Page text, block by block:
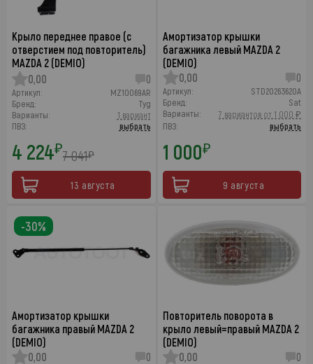
Крыло переднее правое (с
отверстием под повторитель)
MAZDA 2 (DEMIO)
0,00
0
Артикул:
MZ10069AR
Бренд:
Tyg
Варианты:
1 вариант
ПВЗ:
выбрать
4 224₽7 041₽
13 августа
Амортизатор крышки
багажника левый MAZDA 2
(DEMIO)
0,00
0
Артикул:
STD20263620A
Бренд:
Sat
Варианты:
7 вариантов от 1 000 ₽
ПВЗ:
выбрать
1 000₽
9 августа
Амортизатор крышки
багажника правый MAZDA 2
(DEMIO)
0,00
0
-30%
Повторитель поворота в
крыло левый=правый MAZDA 2
(DEMIO)
0,00
0